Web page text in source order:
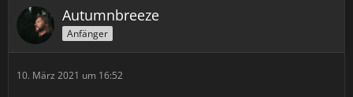
Autumnbreeze
Anfänger
10. März 2021 um 16:52